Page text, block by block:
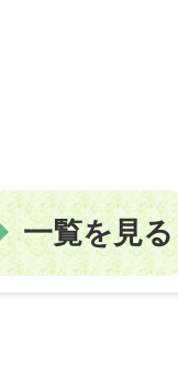
一覧を見る